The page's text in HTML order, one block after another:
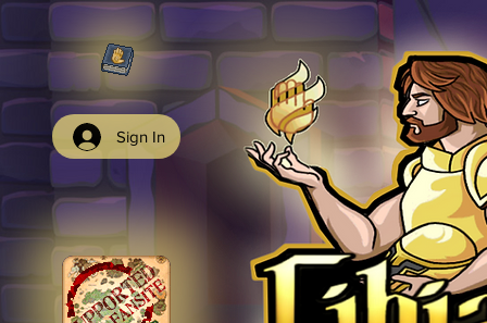
Sign In